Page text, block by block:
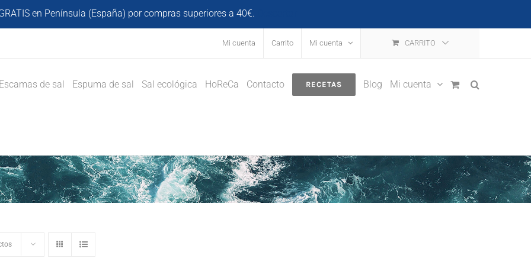
en Península (España) por compras superiores a 40€.
Mi cuenta Carrito Mi cuenta CARRITO
Escamas de sal Espuma de sal Sal ecológica HoReCa Contacto RECETAS Blog Mi cuenta